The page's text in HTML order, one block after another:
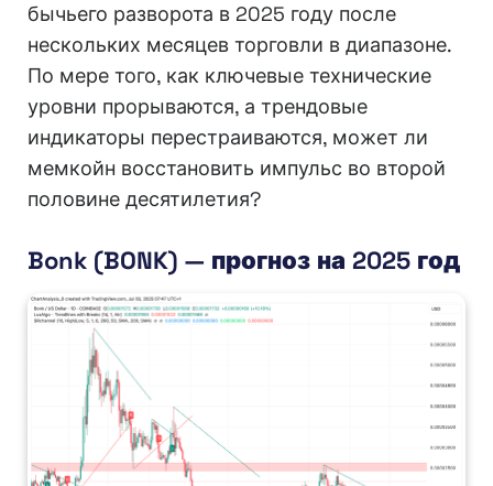
бычьего разворота в 2025 году после
нескольких месяцев торговли в диапазоне.
По мере того, как ключевые технические
уровни прорываются, а трендовые
индикаторы перестраиваются, может ли
мемкойн восстановить импульс во второй
половине десятилетия?
Bonk (BONK) — прогноз на 2025 год